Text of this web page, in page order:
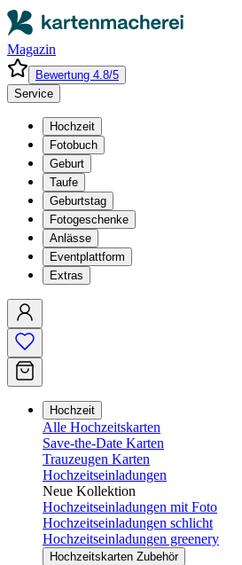
Magazin
Bewertung 4.8/5
Service
Hochzeit
Fotobuch
Geburt
Taufe
Geburtstag
Fotogeschenke
Anlässe
Eventplattform
Extras
Hochzeit
Alle Hochzeitskarten
Save-the-Date Karten
Trauzeugen Karten
Hochzeitseinladungen
Neue Kollektion
Hochzeitseinladungen mit Foto
Hochzeitseinladungen schlicht
Hochzeitseinladungen greenery
Hochzeitskarten Zubehör